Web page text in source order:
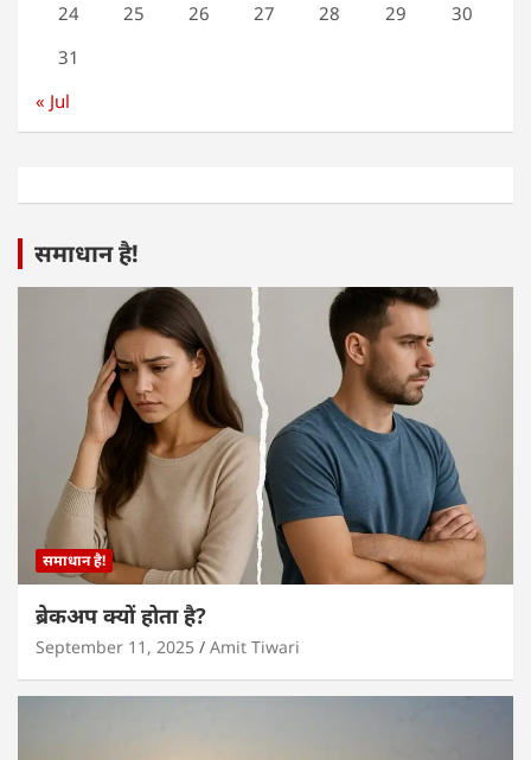
24
25 26 27 28 29
30
31
« Jul
समाधान है!
समाधान है!
ब्रेकअप क्यों होता है?
September 11, 2025 Amit Tiwari